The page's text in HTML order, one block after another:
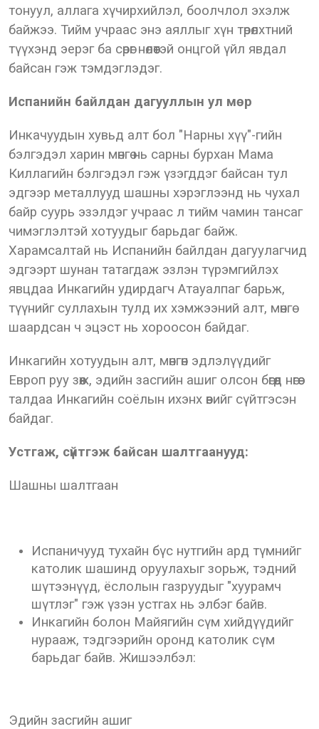
тонуул, аллага хүчирхийлэл, боолчлол эхэлж
байжээ. Тийм учраас энэ аяллыг хүн төрөлхтний
түүхэнд эерэг ба сөрөг нөлөөтэй онцгой үйл явдал
байсан гэж тэмдэглэдэг.
Испанийн байлдан дагууллын ул мөр
Инкачуудын хувьд алт бол "Нарны хүү"-гийн
бэлгэдэл харин мөнгө нь сарны бурхан Мама
Киллагийн бэлгэдэл гэж үзэгддэг байсан тул
эдгээр металлууд шашны хэрэглээнд нь чухал
байр суурь эзэлдэг учраас л тийм чамин тансаг
чимэглэлтэй хотуудыг барьдаг байж.
Харамсалтай нь Испанийн байлдан дагуулагчид
эдгээрт шунан татагдаж эзлэн түрэмгийлэх
явцдаа Инкагийн удирдагч Атауалпаг барьж,
түүнийг суллахын тулд их хэмжээний алт, мөнгө
шаардсан ч эцэст нь хороосон байдаг.
Инкагийн хотуудын алт, мөнгөн эдлэлүүдийг
Европ руу зөөж, эдийн засгийн ашиг олсон бөгөөд нөгөө
талдаа Инкагийн соёлын ихэнх өвийг сүйтгэсэн
байдаг.
Устгаж, сүйтгэж байсан шалтгаанууд:
Шашны шалтгаан
Испаничууд тухайн бүс нутгийн ард түмнийг
католик шашинд оруулахыг зорьж, тэдний
шүтээнүүд, ёслолын газруудыг "хуурамч
шүтлэг" гэж үзэн устгах нь элбэг байв.
Инкагийн болон Майягийн сүм хийдүүдийг
нурааж, тэдгээрийн оронд католик сүм
барьдаг байв. Жишээлбэл:
Эдийн засгийн ашиг